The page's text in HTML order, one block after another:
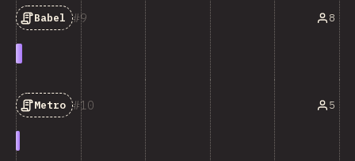
9
Babel 8
10
Metro 5